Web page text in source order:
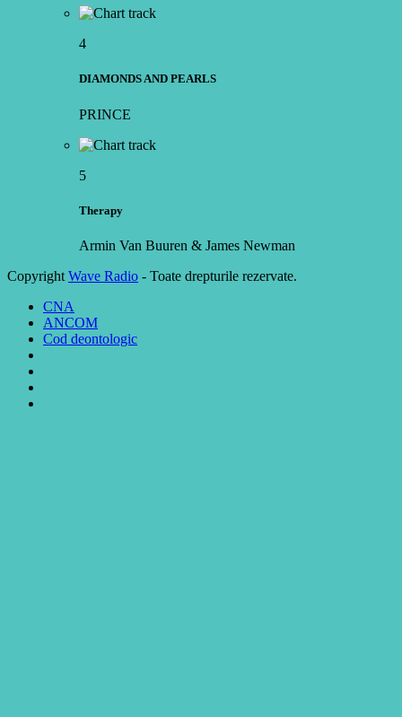
4
DIAMONDS AND PEARLS
PRINCE
5
Therapy
Armin Van Buuren & James Newman
Copyright Wave Radio - Toate drepturile rezervate.
CNA
ANCOM
Cod deontologic